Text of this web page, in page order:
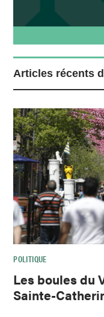
Articles récents
POLITIQUE
Les boules du
Sainte-